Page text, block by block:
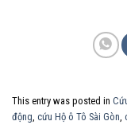
This entry was posted in
động cứu Hộ ô Tô Sài Gòn